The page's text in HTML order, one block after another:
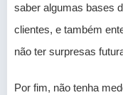
saber algumas bases
clientes, e também
não ter surpresas
Por fim, não tenha